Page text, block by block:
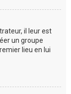
il leur est
un groupe
lieu en lui